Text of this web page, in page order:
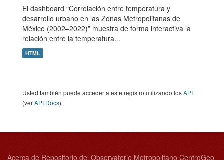
El dashboard “Correlación entre temperatura y
desarrollo urbano en las Zonas Metropolitanas de
México (2002–2022)” muestra de forma interactiva la
relación entre la temperatura...
HTML
Usted también puede acceder a este registro utilizando losAPI
(verAPI Docs).
Acerca de Repositorio del Observatorio Metropolitano CentroGeo